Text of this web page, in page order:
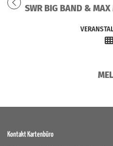
Titel für Veranstaltung
SWR BIG BAND & MAX
Kontakt Kartenbüro